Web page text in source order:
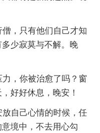
，只有他们自己才知
少寂莫与不解。晚
，你被治愈了吗？窗
好好休息，晚安！
自己心情的时候，任
境中，不去用心勾